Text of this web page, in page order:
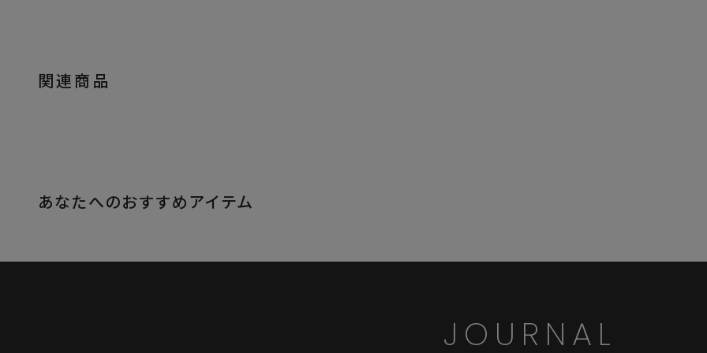
関連商品
あなたへのおすすめアイテム
JOURNAL